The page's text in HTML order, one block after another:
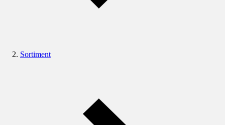
Sortiment